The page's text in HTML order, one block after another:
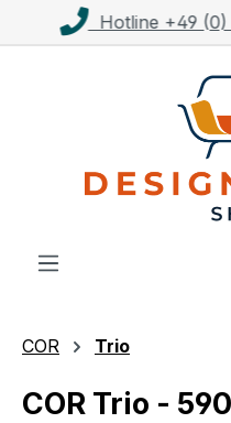
Zum HauptinhaltKostenloser
COR Trio
COR Trio -